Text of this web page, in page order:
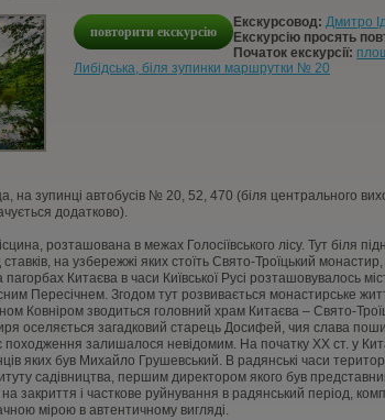
повторити екскурсію
Екскурсовод: Дмитро
Екскурсію просять
Початок екскурсії:
Либідська, біля зупинки маршрутки № 20
на зупинці автобусів № 20, 52, 470 (біля центрального
додатково).
розташована в межах Голосіївського лісу. Тут біля
на узбережжі яких стоїть Свято-Троїцький
Китаєва в часи Київської Русі розташовувалось
Пересічнем. Згодом тут розвивається монастирське
Ковніром зводиться головний храм Китаєва – Свято-
оселяється загадковий старець Досифей, чия слава
походження залишалося невідомим. На початку ХХ ст. у
яких був Михайло Грушевський. В радянські часи
садівництва, першим директором якого був
закриття і часткове руйнування в радянський період,
мірою в автентичному вигляді.